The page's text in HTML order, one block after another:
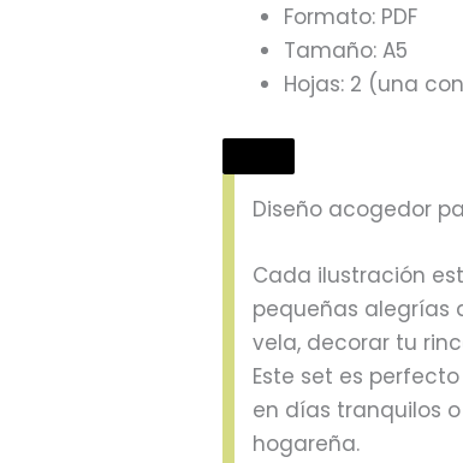
Formato: PDF
Tamaño: A5
Hojas: 2 (una
Diseño acogedor
Cada ilustración
pequeñas alegrías
vela, decorar tu
Este set es
en días tranquilos
hogareña.